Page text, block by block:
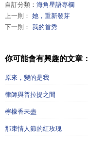
自訂分類： 海角星語專欄
上一則： 她，重新發芽
下一則： 我的首秀
你可能會有興趣的文章：
原來，變的是我
律師與普拉提之間
檸檬香未盡
那束情人節的紅玫瑰